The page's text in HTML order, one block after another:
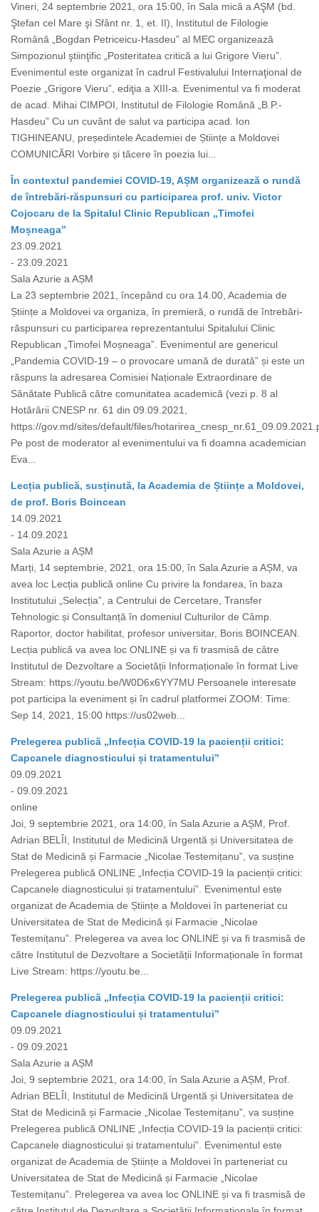
Vineri, 24 septembrie 2021, ora 15:00, în Sala mică a AŞM (bd.
Ştefan cel Mare şi Sfânt nr. 1, et. II), Institutul de Filologie
Română „Bogdan Petriceicu-Hasdeu” al MEC organizează
Simpozionul ştiinţific „Posteritatea critică a lui Grigore Vieru”.
Evenimentul este organizat în cadrul Festivalului Internaţional de
Poezie „Grigore Vieru”, ediţia a XIII-a. Evenimentul va fi moderat
de acad. Mihai CIMPOI, Institutul de Filologie Română „B.P.-
Hasdeu” Cu un cuvânt de salut va participa acad. Ion
TIGHINEANU, președintele Academiei de Științe a Moldovei
COMUNICĂRI Vorbire și tăcere în poezia lui...
În contextul pandemiei COVID-19, AȘM organizează o rundă
de întrebări-răspunsuri cu participarea prof. univ. Victor
Cojocaru de la Spitalul Clinic Republican „Timofei
Moșneaga”
23.09.2021
- 23.09.2021
Sala Azurie a AȘM
La 23 septembrie 2021, începând cu ora 14.00, Academia de
Științe a Moldovei va organiza, în premieră, o rundă de întrebări-
răspunsuri cu participarea reprezentantului Spitalului Clinic
Republican „Timofei Moșneaga”. Evenimentul are genericul
„Pandemia COVID-19 – o provocare umană de durată” și este un
răspuns la adresarea Comisiei Naționale Extraordinare de
Sănătate Publică către comunitatea academică (vezi p. 8 al
Hotărârii CNESP nr. 61 din 09.09.2021,
https://gov.md/sites/default/files/
Pe post de moderator al evenimentului va fi doamna academician
Eva...
Lecția publică, susținută, la Academia de Științe a Moldovei,
de prof. Boris Boincean
14.09.2021
- 14.09.2021
Sala Azurie a AȘM
Marți, 14 septembrie, 2021, ora 15:00, în Sala Azurie a AȘM, va
avea loc Lecția publică online Cu privire la fondarea, în baza
Institutului „Selecția”, a Centrului de Cercetare, Transfer
Tehnologic și Consultanță în domeniul Culturilor de Câmp.
Raportor, doctor habilitat, profesor universitar, Boris BOINCEAN.
Lecția publică va avea loc ONLINE și va fi trasmisă de către
Institutul de Dezvoltare a Societății Informaționale în format Live
Stream: https://youtu.be/W0D6x6YY7MU Persoanele interesate
pot participa la eveniment și în cadrul platformei ZOOM: Time:
Sep 14, 2021, 15:00 https://us02web...
Prelegerea publică „Infecția COVID-19 la pacienții critici:
Capcanele diagnosticului și tratamentului”
09.09.2021
- 09.09.2021
online
Joi, 9 septembrie 2021, ora 14:00, în Sala Azurie a AȘM, Prof.
Adrian BELÎI, Institutul de Medicină Urgentă și Universitatea de
Stat de Medicină și Farmacie „Nicolae Testemițanu”, va susține
Prelegerea publică ONLINE „Infecția COVID-19 la pacienții critici:
Capcanele diagnosticului și tratamentului”. Evenimentul este
organizat de Academia de Științe a Moldovei în parteneriat cu
Universitatea de Stat de Medicină și Farmacie „Nicolae
Testemițanu”. Prelegerea va avea loc ONLINE și va fi trasmisă de
către Institutul de Dezvoltare a Societății Informaționale în format
Live Stream: https://youtu.be...
Prelegerea publică „Infecția COVID-19 la pacienții critici:
Capcanele diagnosticului și tratamentului”
09.09.2021
- 09.09.2021
Sala Azurie a AȘM
Joi, 9 septembrie 2021, ora 14:00, în Sala Azurie a AȘM, Prof.
Adrian BELÎI, Institutul de Medicină Urgentă și Universitatea de
Stat de Medicină și Farmacie „Nicolae Testemițanu”, va susține
Prelegerea publică ONLINE „Infecția COVID-19 la pacienții critici:
Capcanele diagnosticului și tratamentului”. Evenimentul este
organizat de Academia de Științe a Moldovei în parteneriat cu
Universitatea de Stat de Medicină și Farmacie „Nicolae
Testemițanu”. Prelegerea va avea loc ONLINE și va fi trasmisă de